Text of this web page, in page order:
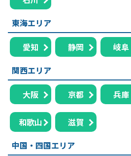
東海エリア
愛知 静岡 岐阜
関西エリア
大阪 京都 兵庫
和歌山
滋賀
中国・四国エリア